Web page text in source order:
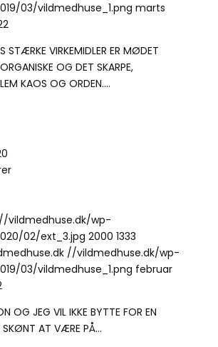
03/vildmedhuse_1.png marts
STÆRKE VIRKEMIDLER ER MØDET
OG DET SKARPE,
KAOS OG ORDEN.…
vildmedhuse.dk/wp-
02/ext_3.jpg 2000 1333
//vildmedhuse.dk/wp-
03/vildmedhuse_1.png februar
OG JEG VIL IKKE BYTTE FOR EN
SKØNT AT VÆRE PÅ…